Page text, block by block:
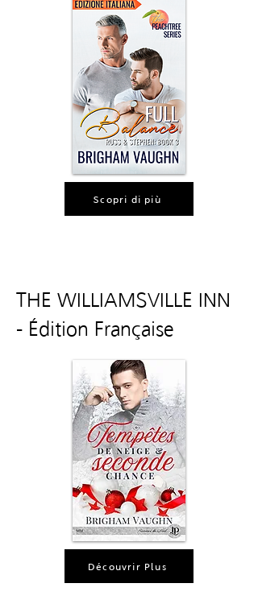
Scopri di più
THE WILLIAMSVILLE INN
- Édition Française
Découvrir Plus